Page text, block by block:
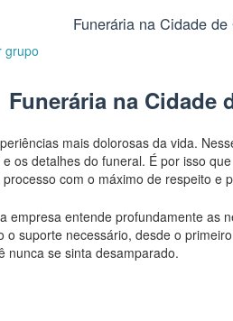
Funerária na Cidade
grupo
Funerária na Cidade
mais dolorosas da vida.
os detalhes do funeral. É por isso
com o máximo de respeito e
empresa entende profundamente as
suporte necessário, desde o
nunca se sinta desamparado.